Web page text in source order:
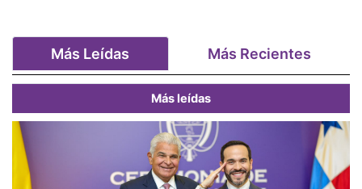
Más Leídas Más Recientes
Más leídas